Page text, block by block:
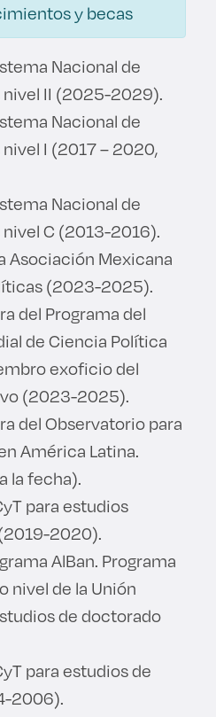
y becas
Nacional de
nivel II (2025-2029).
Nacional de
I (2017 – 2020,
Nacional de
C (2013-2016).
Asociación Mexicana
(2023-2025).
del Programa del
de Ciencia Política
exoficio del
(2023-2025).
del Observatorio para
América Latina.
la fecha).
para estudios
2020).
AlBan. Programa
nivel de la Unión
de doctorado
para estudios de
2006).